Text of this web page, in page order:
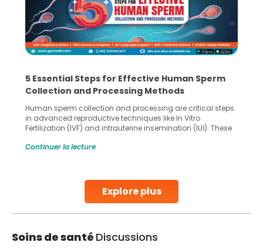
Explore plus
5 Essential Steps for Effective Human Sperm
Collection and Processing Methods
Human sperm collection and processing are critical steps
in advanced reproductive techniques like In Vitro
Fertilization (IVF) and intrauterine insemination (IUI). These
challenges and help couples achieve their dream of
collected, they process the
Continuer la lecture
Soins de santé Discussions